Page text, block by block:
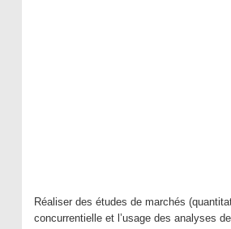
Réaliser des études de marchés
concurrentielle et l’usage des analyses